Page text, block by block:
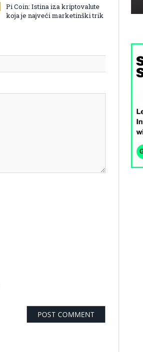
Pi Coin: Istina iza kriptovalute
koja je najveći marketinški trik